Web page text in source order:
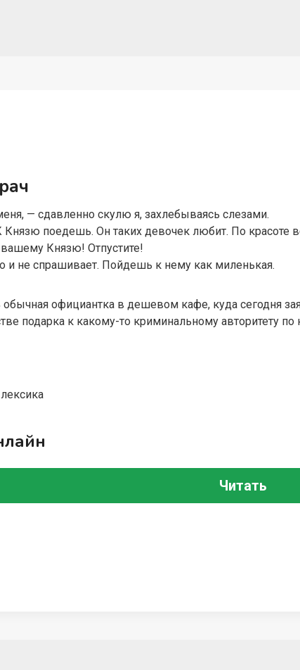
— сдавленно скулю я, захлебываясь слезами.
Князю поедешь. Он таких девочек любит. По красоте
Князю! Отпустите!
и не спрашивает. Пойдешь к нему как миленькая.
официантка в дешевом кафе, куда сегодня
подарка к какому-то криминальному авторитету по
Читать